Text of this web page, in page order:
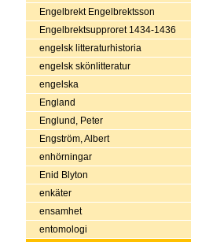
Engelbrekt Engelbrektsson
Engelbrektsupproret 1434-1436
engelsk litteraturhistoria
engelsk skönlitteratur
engelska
England
Englund, Peter
Engström, Albert
enhörningar
Enid Blyton
enkäter
ensamhet
entomologi